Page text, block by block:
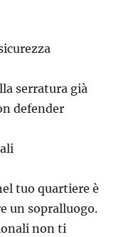
serratura già
defender
tuo quartiere è
un sopralluogo.
non ti